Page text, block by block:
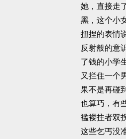
她，直接走
黑，这个小
扭捏的表情
反射般的意
了钱的小学
又拦住一个
果不是再碰
也算巧，有
褴褛拄者双
这些乞丐没